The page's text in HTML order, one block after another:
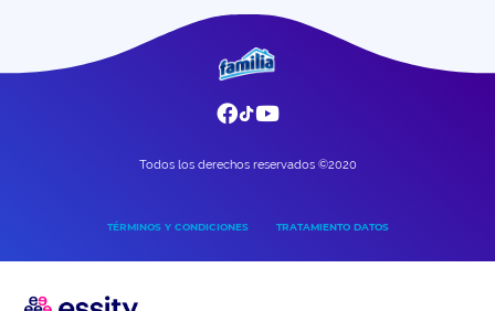
consejos de almacenamiento de
alimentos de una manera amigable
con el medio ambiente.
Todos los derechos reservados ©2020
TÉRMINOS Y CONDICIONES TRATAMIENTO DATOS